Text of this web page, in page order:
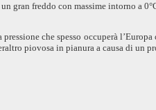
gran freddo con massime intorno a
che spesso occuperà
piovosa in pianura a causa di un